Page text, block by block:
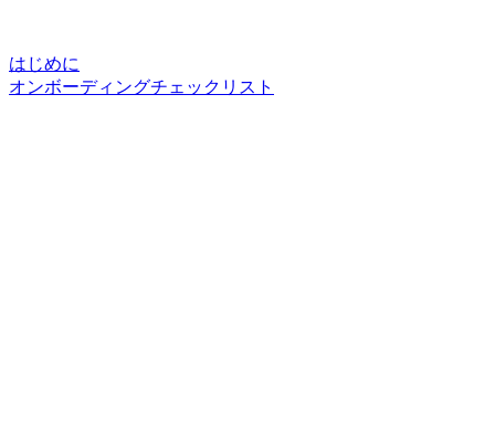
はじめに
オンボーディングチェックリスト